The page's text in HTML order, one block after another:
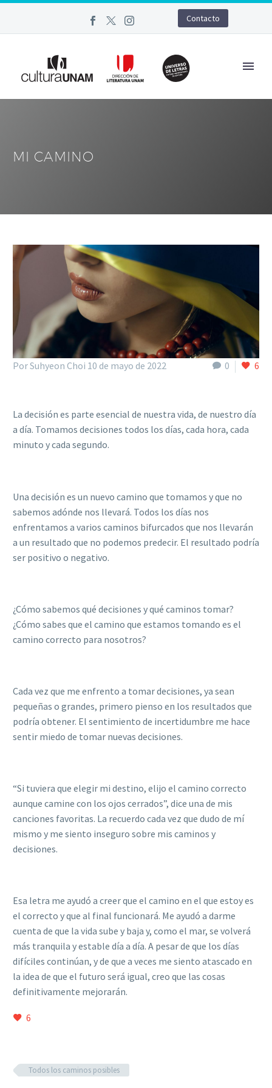
Contacto
MI CAMINO
0 6
Por Suhyeon Choi 10 de mayo de 2022
La decisión es parte esencial de nuestra vida, de nuestro día
a día. Tomamos decisiones todos los días, cada hora, cada
minuto y cada segundo.
Una decisión es un nuevo camino que tomamos y que no
sabemos adónde nos llevará. Todos los días nos
enfrentamos a varios caminos bifurcados que nos llevarán
a un resultado que no podemos predecir. El resultado podría
ser positivo o negativo.
¿Cómo sabemos qué decisiones y qué caminos tomar?
¿Cómo sabes que el camino que estamos tomando es el
camino correcto para nosotros?
Cada vez que me enfrento a tomar decisiones, ya sean
pequeñas o grandes, primero pienso en los resultados que
podría obtener. El sentimiento de incertidumbre me hace
sentir miedo de tomar nuevas decisiones.
“Si tuviera que elegir mi destino, elijo el camino correcto
aunque camine con los ojos cerrados”, dice una de mis
canciones favoritas. La recuerdo cada vez que dudo de mí
mismo y me siento inseguro sobre mis caminos y
decisiones.
Esa letra me ayudó a creer que el camino en el que estoy es
el correcto y que al final funcionará. Me ayudó a darme
cuenta de que la vida sube y baja y, como el mar, se volverá
más tranquila y estable día a día. A pesar de que los días
difíciles continúan, y de que a veces me siento atascado en
la idea de que el futuro será igual, creo que las cosas
definitivamente mejorarán.
6
Todos los caminos posibles